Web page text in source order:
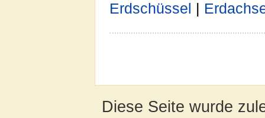
Erdschüssel
Diese Seite wurde